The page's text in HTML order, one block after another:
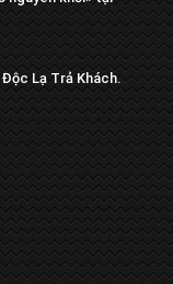
Độc Lạ Trả Khách.